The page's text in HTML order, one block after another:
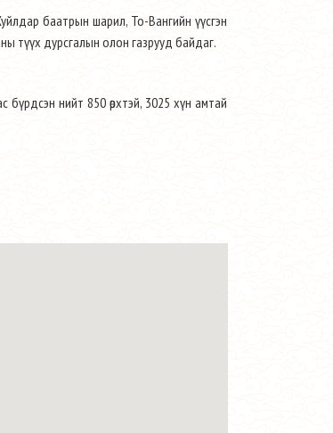
баатрын шарил, То-Вангийн үүсгэн
түүх дурсгалын олон газрууд байдаг.
бүрдсэн нийт 850 өрхтэй, 3025 хүн амтай